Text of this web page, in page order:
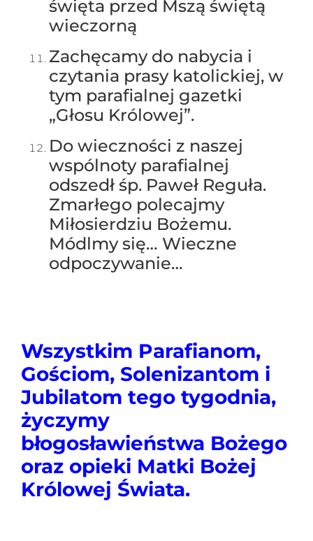
święta przed Mszą świętą
wieczorną
Zachęcamy do nabycia i
czytania prasy katolickiej, w
tym parafialnej gazetki
„Głosu Królowej”.
Do wieczności z naszej
wspólnoty parafialnej
odszedł śp. Paweł Reguła.
Zmarłego polecajmy
Miłosierdziu Bożemu.
Módlmy się… Wieczne
odpoczywanie…
Wszystkim Parafianom,
Gościom, Solenizantom i
Jubilatom tego tygodnia,
życzymy
błogosławieństwa Bożego
oraz opieki Matki Bożej
Królowej Świata.